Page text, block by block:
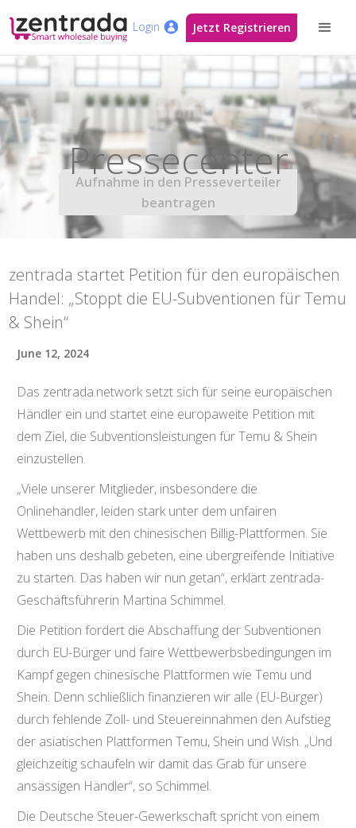
Login Jetzt Registrieren
Pressecenter
Aufnahme in den Presseverteiler
beantragen
zentrada startet Petition für den europäischen
Handel: „Stoppt die EU-Subventionen für Temu
& Shein“
June 12, 2024
Das zentrada.network setzt sich für seine europäischen
Händler ein und startet eine europaweite Petition mit
dem Ziel, die Subventionsleistungen für Temu & Shein
einzustellen.
„Viele unserer Mitglieder, insbesondere die
Onlinehändler, leiden stark unter dem unfairen
Wettbewerb mit den chinesischen Billig-Plattformen. Sie
haben uns deshalb gebeten, eine übergreifende Initiative
zu starten. Das haben wir nun getan“, erklärt zentrada-
Geschäftsführerin Martina Schimmel.
Die Petition fordert die Abschaffung der Subventionen
durch EU-Bürger und faire Wettbewerbsbedingungen im
Kampf gegen chinesische Plattformen wie Temu und
Shein. Denn schließlich finanzieren wir alle (EU-Bürger)
durch fehlende Zoll- und Steuereinnahmen den Aufstieg
der asiatischen Plattformen Temu, Shein und Wish. „Und
gleichzeitig schaufeln wir damit das Grab für unsere
ansässigen Händler“, so Schimmel.
Die Deutsche Steuer-Gewerkschaft spricht von einem